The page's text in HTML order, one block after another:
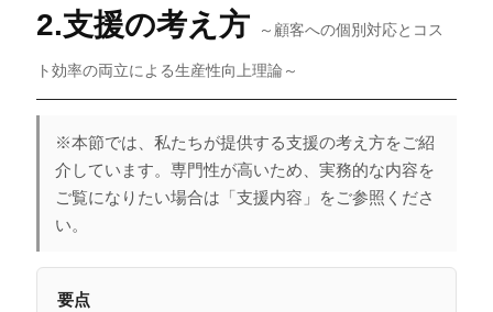
2.支援の考え方 ～顧客への個別対応とコス
ト効率の両立による生産性向上理論～
※本節では、私たちが提供する支援の考え方をご紹
介しています。専門性が高いため、実務的な内容を
ご覧になりたい場合は「支援内容」をご参照くださ
い。
要点